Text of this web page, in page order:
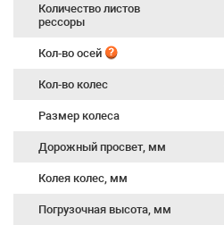
Количество листов
рессоры
Кол-во осей
Кол-во колес
Размер колеса
Дорожный просвет, мм
Колея колес, мм
Погрузочная высота, мм